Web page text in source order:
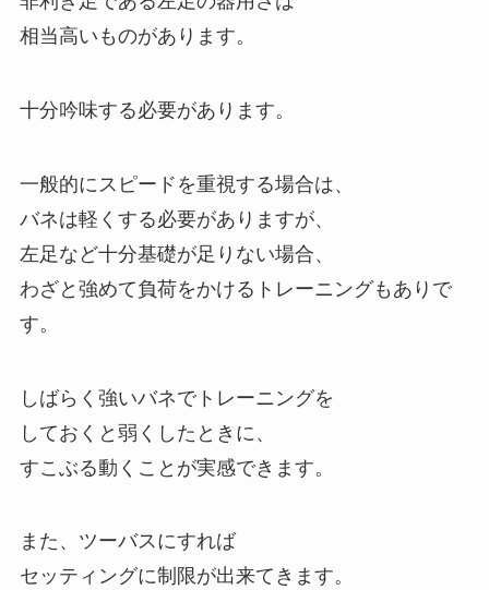
相当高いものがあります。
十分吟味する必要があります。
一般的にスピードを重視する場合は、
バネは軽くする必要がありますが、
左足など十分基礎が足りない場合、
わざと強めて負荷をかけるトレーニングもありで
す。
しばらく強いバネでトレーニングを
しておくと弱くしたときに、
すこぶる動くことが実感できます。
また、ツーバスにすれば
セッティングに制限が出来てきます。